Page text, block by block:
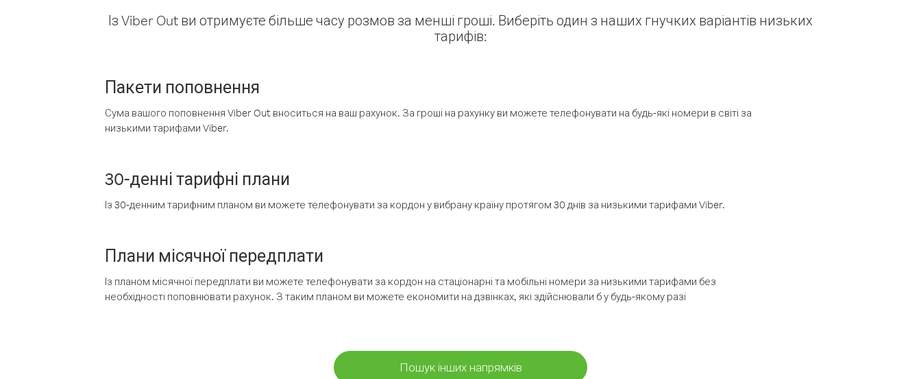
Із Viber Out ви отримуєте більше часу розмов за менші гроші. Виберіть один з наших гнучких варіантів низьких
тарифів:
Пакети поповнення
Сума вашого поповнення Viber Out вноситься на ваш рахунок. За гроші на рахунку ви можете телефонувати на будь-які номери в світі за
низькими тарифами Viber.
30-денні тарифні плани
Із 30-денним тарифним планом ви можете телефонувати за кордон у вибрану країну протягом 30 днів за низькими тарифами Viber.
Плани місячної передплати
Із планом місячної передплати ви можете телефонувати за кордон на стаціонарні та мобільні номери за низькими тарифами без
необхідності поповнювати рахунок. З таким планом ви можете економити на дзвінках, які здійснювали б у будь-якому разі
Пошук інших напрямків